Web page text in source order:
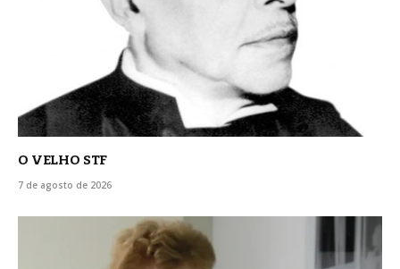
O VELHO STF
7 de agosto de 2026